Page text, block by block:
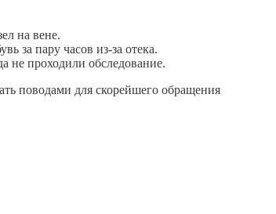
на вене.
за пару часов из-за отека.
не проходили обследование.
поводами для скорейшего обращения